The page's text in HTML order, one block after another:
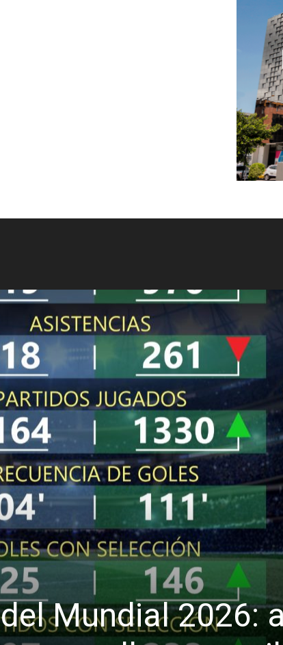
Mundial 2026: